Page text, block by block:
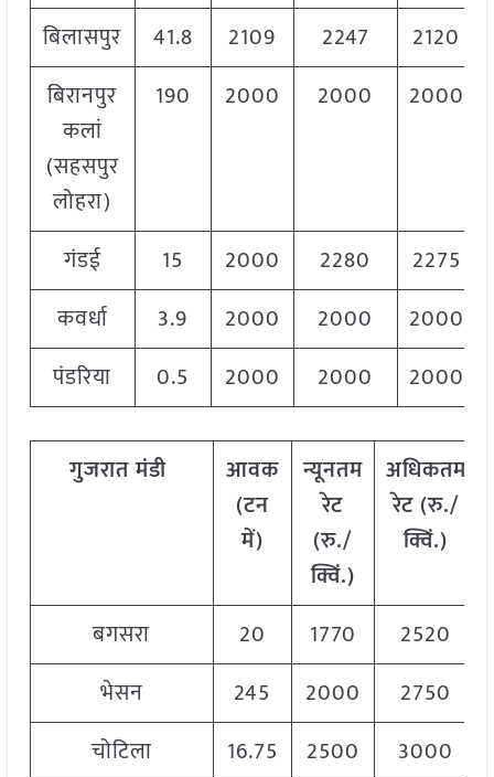
बिलासपुर
41.8 2109 2247
2120
बिरानपुर
कलां
(सहसपुर
लोहरा)
190 2000 2000 2000
गंडई 15 2000 2280
2275
कवर्धा
3.9 2000 2000
2000
पंडरिया
0.5 2000 2000 2000
गुजरातमंडी
आवक
(टन
में)
न्यूनतम
रेट
(रु./
क्विं.)
अधिकतम
रेट (रु./
क्विं.)
बगसरा 20 1770
2520
भेसन
245 2000
2750
चोटिला
16.75 2500
3000